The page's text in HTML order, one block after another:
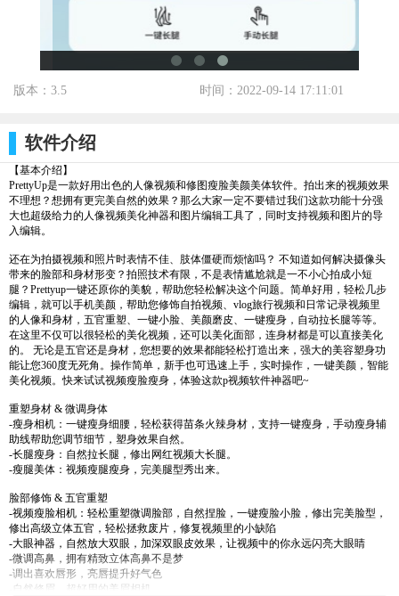
版本：3.5 时间：2022-09-14 17:11:01
软件介绍
【基本介绍】
PrettyUp是一款好用出色的人像视频和修图瘦脸美颜美体软件。拍出来的视频效果
不理想？想拥有更完美自然的效果？那么大家一定不要错过我们这款功能十分强
大也超级给力的人像视频美化神器和图片编辑工具了，同时支持视频和图片的导
入编辑。
还在为拍摄视频和照片时表情不佳、肢体僵硬而烦恼吗？ 不知道如何解决摄像头
带来的脸部和身材形变？拍照技术有限，不是表情尴尬就是一不小心拍成小短
腿？Prettyup一键还原你的美貌，帮助您轻松解决这个问题。简单好用，轻松几步
编辑，就可以手机美颜，帮助您修饰自拍视频、vlog旅行视频和日常记录视频里
的人像和身材，五官重塑、一键小脸、美颜磨皮、一键瘦身，自动拉长腿等等。
在这里不仅可以很轻松的美化视频，还可以美化面部，连身材都是可以直接美化
的。 无论是五官还是身材，您想要的效果都能轻松打造出来，强大的美容塑身功
能让您360度无死角。操作简单，新手也可迅速上手，实时操作，一键美颜，智能
美化视频。快来试试视频瘦脸瘦身，体验这款p视频软件神器吧~
重塑身材 & 微调身体
-瘦身相机：一键瘦身细腰，轻松获得苗条火辣身材，支持一键瘦身，手动瘦身辅
助线帮助您调节细节，塑身效果自然。
-长腿瘦身：自然拉长腿，修出网红视频大长腿。
-瘦腿美体：视频瘦腿瘦身，完美腿型秀出来。
脸部修饰 & 五官重塑
-视频瘦脸相机：轻松重塑微调脸部，自然捏脸，一键瘦脸小脸，修出完美脸型，
修出高级立体五官，轻松拯救废片，修复视频里的小缺陷
-大眼神器，自然放大双眼，加深双眼皮效果，让视频中的你永远闪亮大眼睛
-微调高鼻，拥有精致立体高鼻不是梦
-调出喜欢唇形，亮唇提升好气色
-自然修眉，超好用的美眉相机